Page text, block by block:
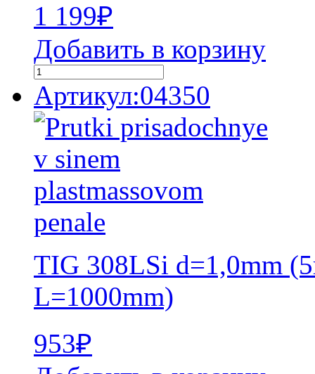
1 199₽
Добавить в корзину
Артикул:04350
TIG 308LSi d=1,0mm
L=1000mm)
953₽